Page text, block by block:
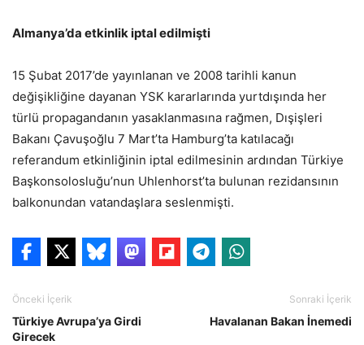
Almanya’da etkinlik iptal edilmişti
15 Şubat 2017’de yayınlanan ve 2008 tarihli kanun
değişikliğine dayanan YSK kararlarında yurtdışında her
türlü propagandanın yasaklanmasına rağmen, Dışişleri
Bakanı Çavuşoğlu 7 Mart’ta Hamburg’ta katılacağı
referandum etkinliğinin iptal edilmesinin ardından Türkiye
Başkonsolosluğu’nun Uhlenhorst’ta bulunan rezidansının
balkonundan vatandaşlara seslenmişti.
Önceki İçerik
Türkiye Avrupa’ya Girdi
Girecek
Sonraki İçerik
Havalanan Bakan İnemedi